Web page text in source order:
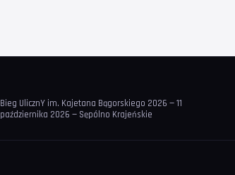
Bieg UlicznY im. Kajetana Bągorskiego 2026 — 11
października 2026 — Sępólno Krajeńskie